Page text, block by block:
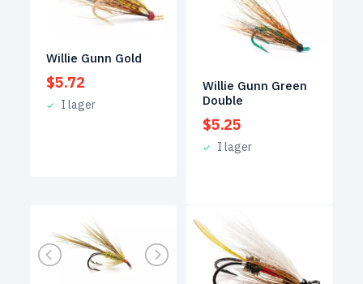
Willie Gunn Gold
$5.72
I lager
Willie Gunn Green
Double
$5.25
I lager